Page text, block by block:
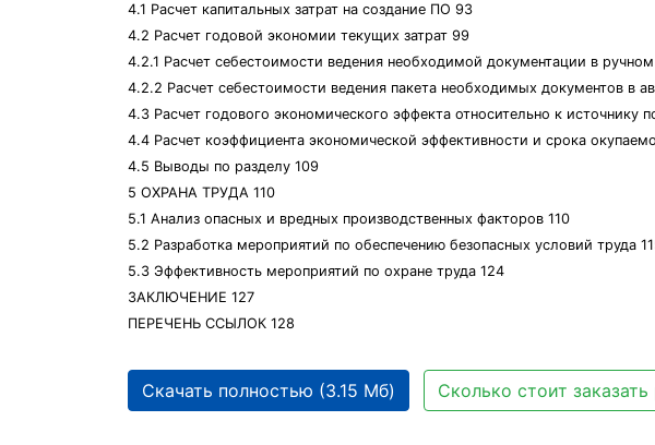
4.1 Расчет капитальных затрат на создание ПО 93
4.2 Расчет годовой экономии текущих затрат 99
4.2.1 Расчет себестоимости ведения необходимой документации в ручном
4.2.2 Расчет себестоимости ведения пакета необходимых документов в
4.3 Расчет годового экономического эффекта относительно к источнику
4.4 Расчет коэффициента экономической эффективности и срока
4.5 Выводы по разделу 109
5 ОХРАНА ТРУДА 110
5.1 Анализ опасных и вредных производственных факторов 110
5.2 Разработка мероприятий по обеспечению безопасных условий труда
5.3 Эффективность мероприятий по охране труда 124
ЗАКЛЮЧЕНИЕ 127
ПЕРЕЧЕНЬ ССЫЛОК 128
Скачать полностью (3.15 Мб) Сколько стоит заказать